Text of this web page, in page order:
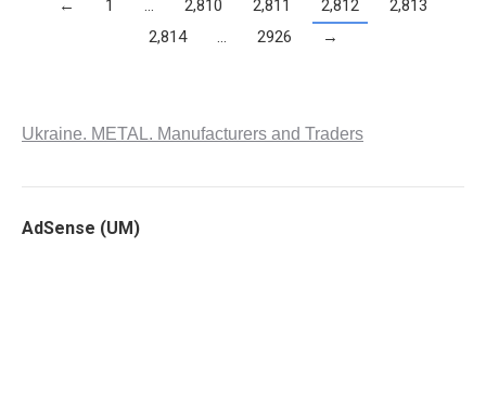
← 1 … 2,810 2,811 2,812
2,813
2,814
… 2926 →
Ukraine. METAL. Manufacturers and Traders
AdSense (UM)